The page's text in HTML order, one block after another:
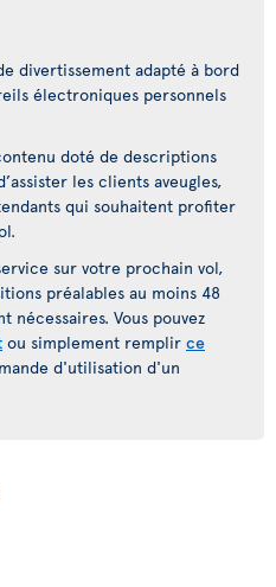
divertissement adapté à bord
électroniques personnels
doté de descriptions
les clients aveugles,
qui souhaitent profiter
sur votre prochain vol,
préalables au moins 48
nécessaires. Vous pouvez
ou simplement remplir ce
d'utilisation d'un